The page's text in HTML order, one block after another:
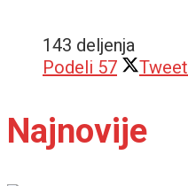
143 deljenja
Podeli 57 Tweet
Najnovije